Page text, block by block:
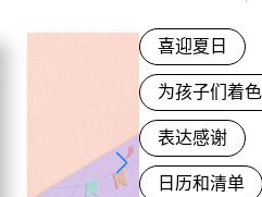
喜迎夏日
为孩子们着色
表达感谢
日历和清单